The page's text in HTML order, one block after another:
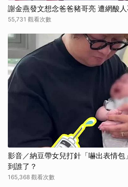
謝金燕發文想念爸爸豬哥亮 遭網酸
55,731 觀看次數
影音／納豆帶女兒打針「嚇出表情
到誰了？
165,368 觀看次數